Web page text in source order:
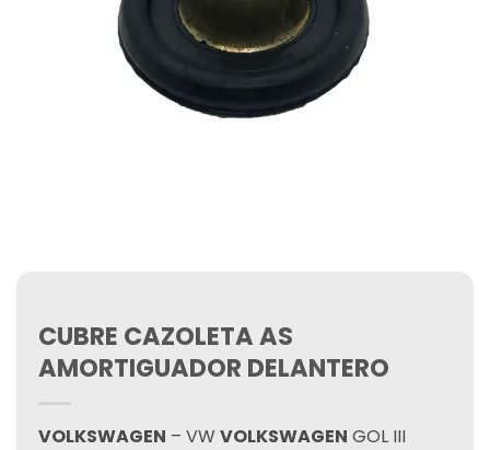
CUBRE CAZOLETA AS
AMORTIGUADOR DELANTERO
VOLKSWAGEN – VW VOLKSWAGEN GOL III